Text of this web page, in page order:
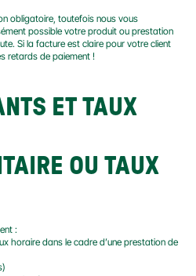
obligatoire, toutefois nous vous
possible votre produit ou prestation
Si la facture est claire pour votre client
retards de paiement !
ET TAUX
OU TAUX
:
horaire dans le cadre d’une prestation de